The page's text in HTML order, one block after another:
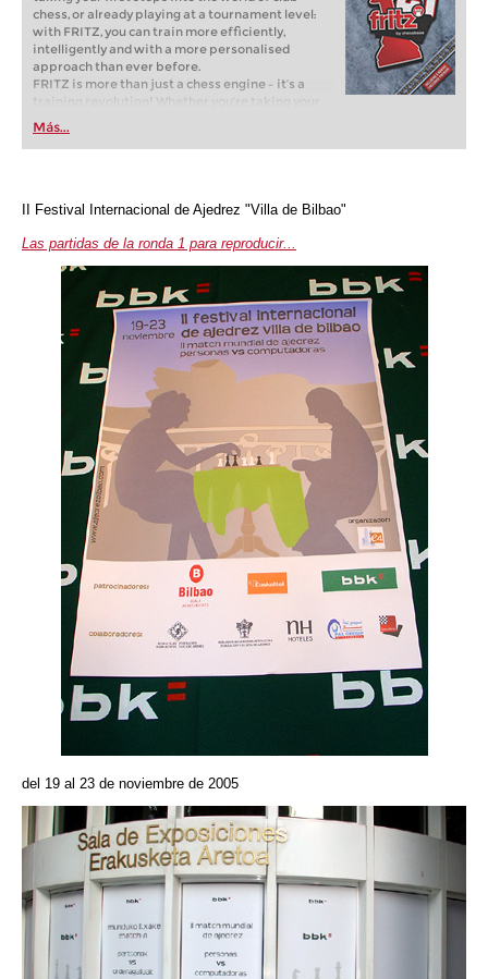
chess, or already playing at a tournament level:
with FRITZ, you can train more efficiently,
intelligently and with a more personalised
approach than ever before.
FRITZ is more than just a chess engine – it’s a
training revolution! Whether you’re taking your
first steps into the world of club chess, or already
playing at a tournament level: with FRITZ, you can
train more efficiently, intelligently and with a
Más...
II Festival Internacional de Ajedrez "Villa de Bilbao"
Las partidas de la ronda 1 para reproducir...
del 19 al 23 de noviembre de 2005